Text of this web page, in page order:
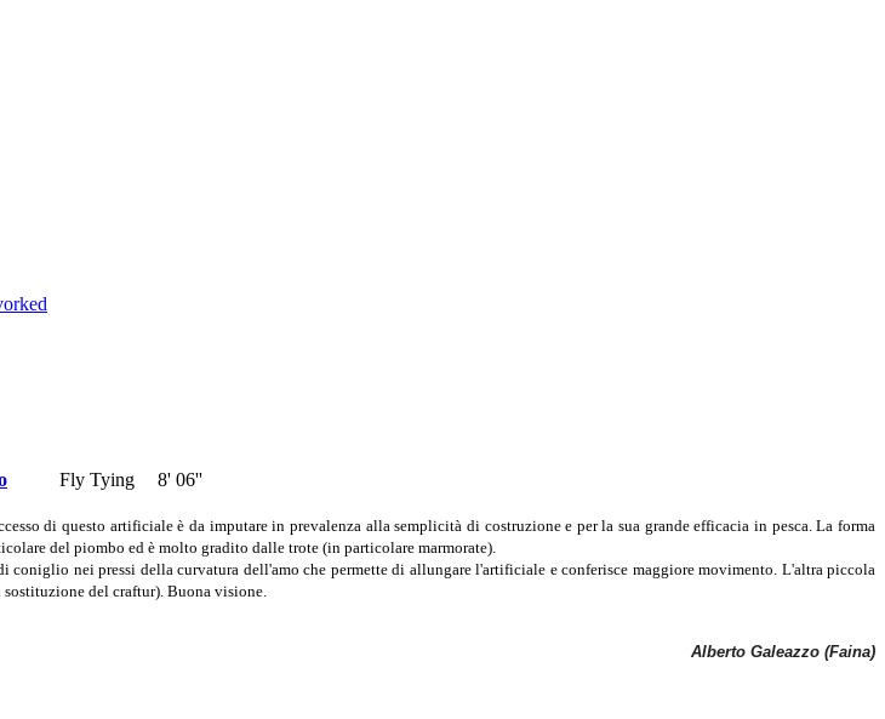
Fly Tying 8' 06''
di questo artificiale è da imputare in prevalenza alla semplicità di costruzione e per la sua grande efficacia in pesca. La forma
del piombo ed è molto gradito dalle trote (in particolare marmorate).
nei pressi della curvatura dell'amo che permette di allungare l'artificiale e conferisce maggiore movimento. L'altra piccola
del craftur). Buona visione.
Alberto Galeazzo (Faina)